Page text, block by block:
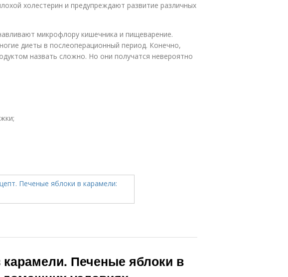
холестерин и предупреждают развитие различных
микрофлору кишечника и пищеварение.
диеты в послеоперационный период. Конечно,
назвать сложно. Но они получатся невероятно
Печеные яблоки в